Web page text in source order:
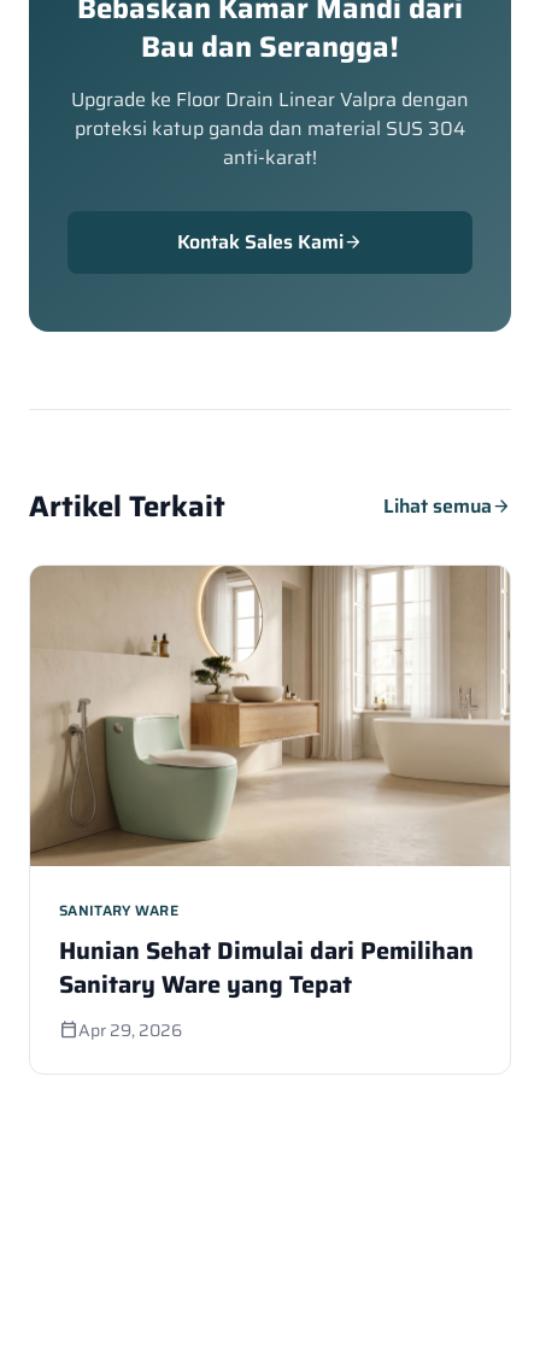
Bau dan Serangga!
Upgrade ke Floor Drain Linear Valpra dengan
proteksi katup ganda dan material SUS 304
anti-karat!
Kontak Sales Kamiarrow_forward
Artikel Terkait Lihat semuaarrow_forward
SANITARY WARE
Hunian Sehat Dimulai dari Pemilihan
Sanitary Ware yang Tepat
calendar_todayApr 29, 2026